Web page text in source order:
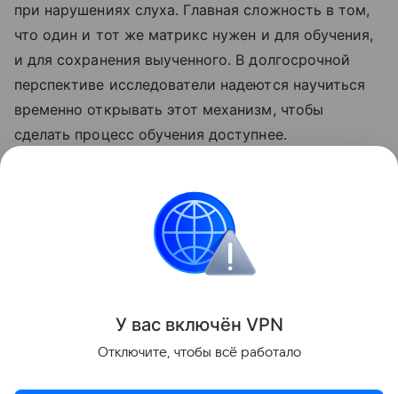
при нарушениях слуха. Главная сложность в том,
что один и тот же матрикс нужен и для обучения,
и для сохранения выученного. В долгосрочной
перспективе исследователи надеются научиться
временно открывать этот механизм, чтобы
сделать процесс обучения доступнее.
исследование показало пользу одиночества для
личностного роста.
У вас включён VPN
Отключите, чтобы всё работало